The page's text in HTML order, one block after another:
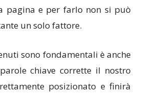
pagina e per farlo non si può
un solo fattore.
sono fondamentali è anche
chiave corrette il nostro
posizionato e finirà